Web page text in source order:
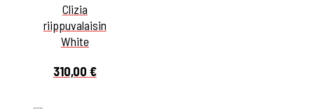
Clizia
riippuvalaisin
White
310,00 €